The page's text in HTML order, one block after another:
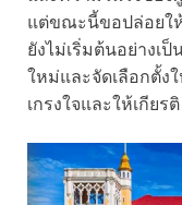
แต่ขณะนี้ขอปล่อยใ
ยังไม่เริ่มต้นอย่างเ
ใหม่และจัดเลือกตั้ง
เกรงใจและให้เกียร